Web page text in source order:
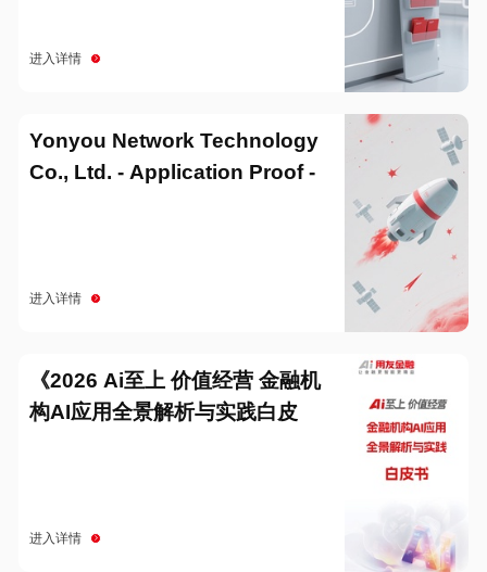
进入详情
Yonyou Network Technology
Co., Ltd. - Application Proof -
进入详情
《2026 Ai至上 价值经营 金融机
构AI应用全景解析与实践白皮
进入详情